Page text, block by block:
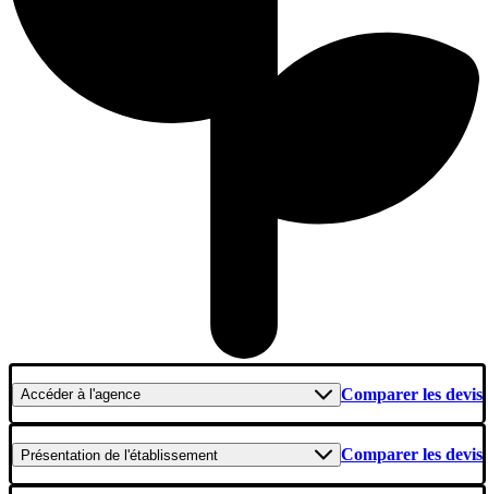
Accéderà l'agence Comparer les devis
Présentation de l'établissement Comparer les devis